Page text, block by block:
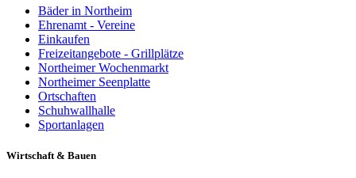
Bäder in Northeim
Ehrenamt - Vereine
Einkaufen
Freizeitangebote - Grillplätze
Northeimer Wochenmarkt
Northeimer Seenplatte
Ortschaften
Schuhwallhalle
Sportanlagen
Wirtschaft & Bauen